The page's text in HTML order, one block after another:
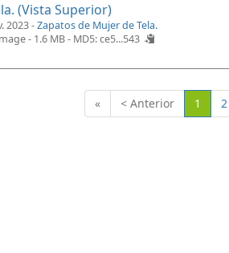
(Vista Superior)
2023 -Zapatos de Mujer de Tela.
- 1.6 MB - MD5: ce5...543
« < Anterior 1 2